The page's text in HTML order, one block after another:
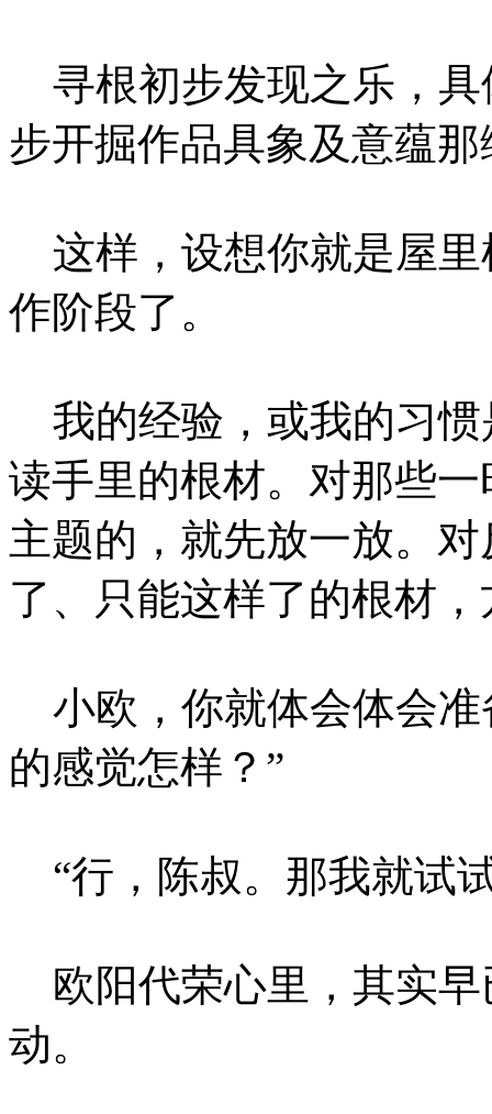
寻根初步发现之乐，具
步开掘作品具象及意蕴
这样，设想你就是屋里
作阶段了。
我的经验，或我的习惯
读手里的根材。对那些
主题的，就先放一放。
了、只能这样了的根材
小欧，你就体会体会准
的感觉怎样？”
“行，陈叔。那我就试
欧阳代荣心里，其实早
动。